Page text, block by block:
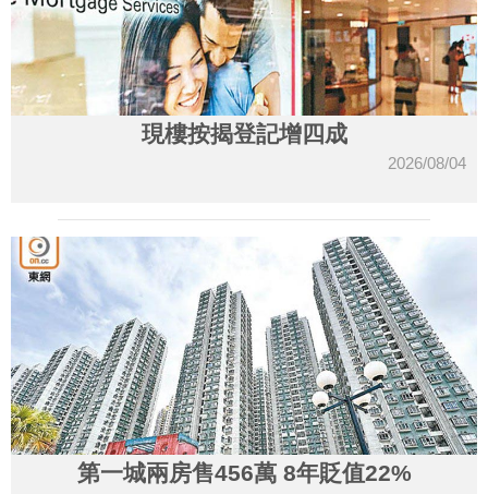
現樓按揭登記增四成
2026/08/04
第一城兩房售456萬 8年貶值22%